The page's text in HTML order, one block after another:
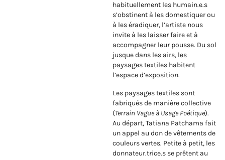
habituellement les humain.e.s
s’obstinent à les domestiquer ou
à les éradiquer, l’artiste nous
invite à les laisser faire et à
accompagner leur pousse. Du sol
jusque dans les airs, les
paysages textiles habitent
l’espace d’exposition.
Les paysages textiles sont
fabriqués de manière collective
(Terrain Vague à Usage Poétique).
Au départ, Tatiana Patchama fait
un appel au don de vêtements de
couleurs vertes. Petite à petit, les
donnateur.trice.s se prêtent au